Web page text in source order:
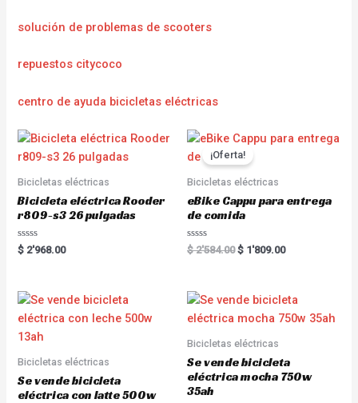
solución de problemas de scooters
repuestos citycoco
centro de ayuda bicicletas eléctricas
Bicicletas eléctricas
Bicicleta eléctrica Rooder
r809-s3 26 pulgadas
R
a
0
o
u
t
o
f
$ 2'968.00
¡Oferta!
Bicicletas eléctricas
eBike Cappu para entrega
de comida
R
a
0
o
u
t
f
$2'584.00 $ 1'809.00
Bicicletas eléctricas
Se vende bicicleta
eléctrica con latte 500w
Bicicletas eléctricas
Se vende bicicleta
eléctrica mocha 750w
35ah